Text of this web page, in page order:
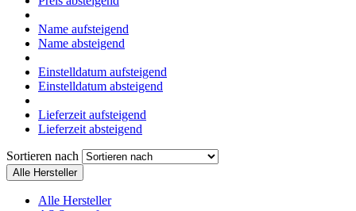
Name aufsteigend
Name absteigend
Einstelldatum aufsteigend
Einstelldatum absteigend
Lieferzeit aufsteigend
Lieferzeit absteigend
Sortieren nach
Alle Hersteller
Alle Hersteller